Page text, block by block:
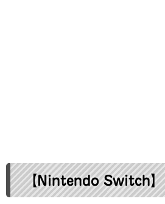
【Nintendo Switch】